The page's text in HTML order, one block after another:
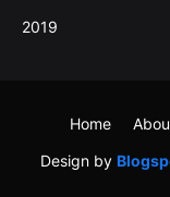
2019
Design by
Home